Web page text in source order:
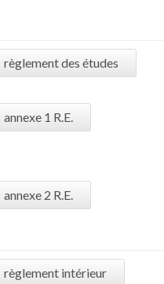
règlement des études
annexe 1 R.E.
annexe 2 R.E.
règlement intérieur